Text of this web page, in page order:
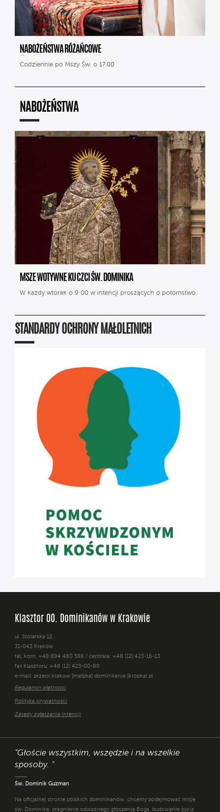
NABOŻEŃSTWA RÓŻAŃCOWE
Codziennie po Mszy Św. o 17.00
NABOŻEŃSTWA
MSZE WOTYWNE KU CZCI ŚW. DOMINIKA
W każdy wtorek o 9:00 w intencji proszących o potomstwo.
STANDARDY OCHRONY MAŁOLETNICH
Klasztor OO. Dominikanów w Krakowie
ul. Stolarska 12,
31-043 Kraków
tel. kom. +48 694 480 588 / centrala: +48 (12) 423-16-13
fax klasztoru: +48 (12) 423-00-80
e-mail: przeor.krakow [małpka] dominikanie [kropka] pl
Regulamin płatności
Polityka prywatności
Zasady zgłaszania intencji
"Głoście wszystkim, wszędzie i na wszelkie
sposoby. "
Św. Dominik Guzman
Na oficjalnej stronie polskich dominikanów, chcemy podejmować misję
św. Dominika: pragnienie odważnego głoszenia Boga, budowanie życia